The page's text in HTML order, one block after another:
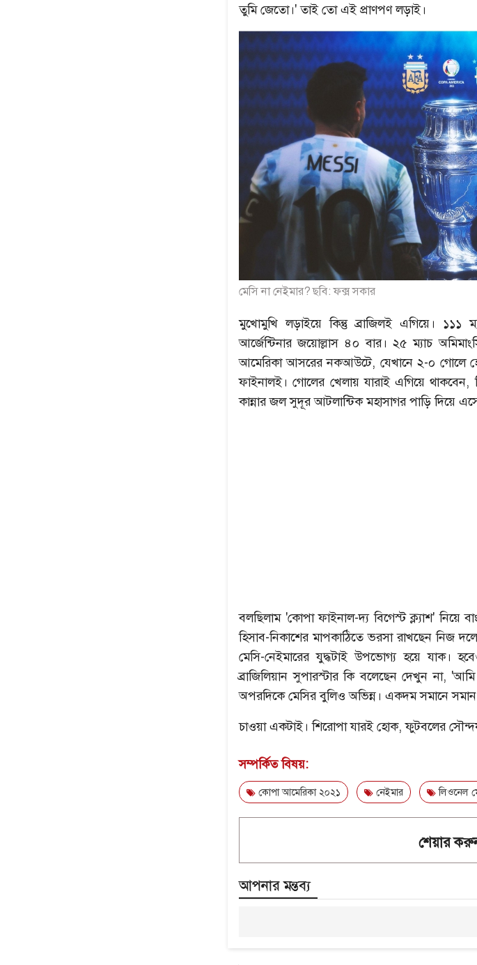
তুমি জেতো।' তাই তো এই প্রাণপণ লড়াই।
মেসি না নেইমার? ছবি: ফক্স সকার
মুখোমুখি লড়াইয়ে কিন্তু ব্রাজিলই এগিয়ে। ১১১
আর্জেন্টিনার জয়োল্লাস ৪০ বার। ২৫ ম্যাচ
আমেরিকা আসরের নকআউটে, যেখানে ২-০ গোলে
ফাইনালই। গোলের খেলায় যারাই এগিয়ে থাকবেন,
কান্নার জল সুদূর আটলান্টিক মহাসাগর পাড়ি দিয়ে
বলছিলাম 'কোপা ফাইনাল-দ্য বিগেস্ট ক্ল্যাশ' নিয়ে
হিসাব-নিকাশের মাপকাঠিতে ভরসা রাখছেন নিজ
মেসি-নেইমারের যুদ্ধটাই উপভোগ্য হয়ে যাক।
ব্রাজিলিয়ান সুপারস্টার কি বলেছেন দেখুন না,
অপরদিকে মেসির বুলিও অভিন্ন। একদম সমানে
চাওয়া একটাই। শিরোপা যারই হোক, ফুটবলের
সম্পর্কিত বিষয়:
কোপা আমেরিকা ২০২১ নেইমার লিওনেল
শেয়ার
আপনার মন্তব্য